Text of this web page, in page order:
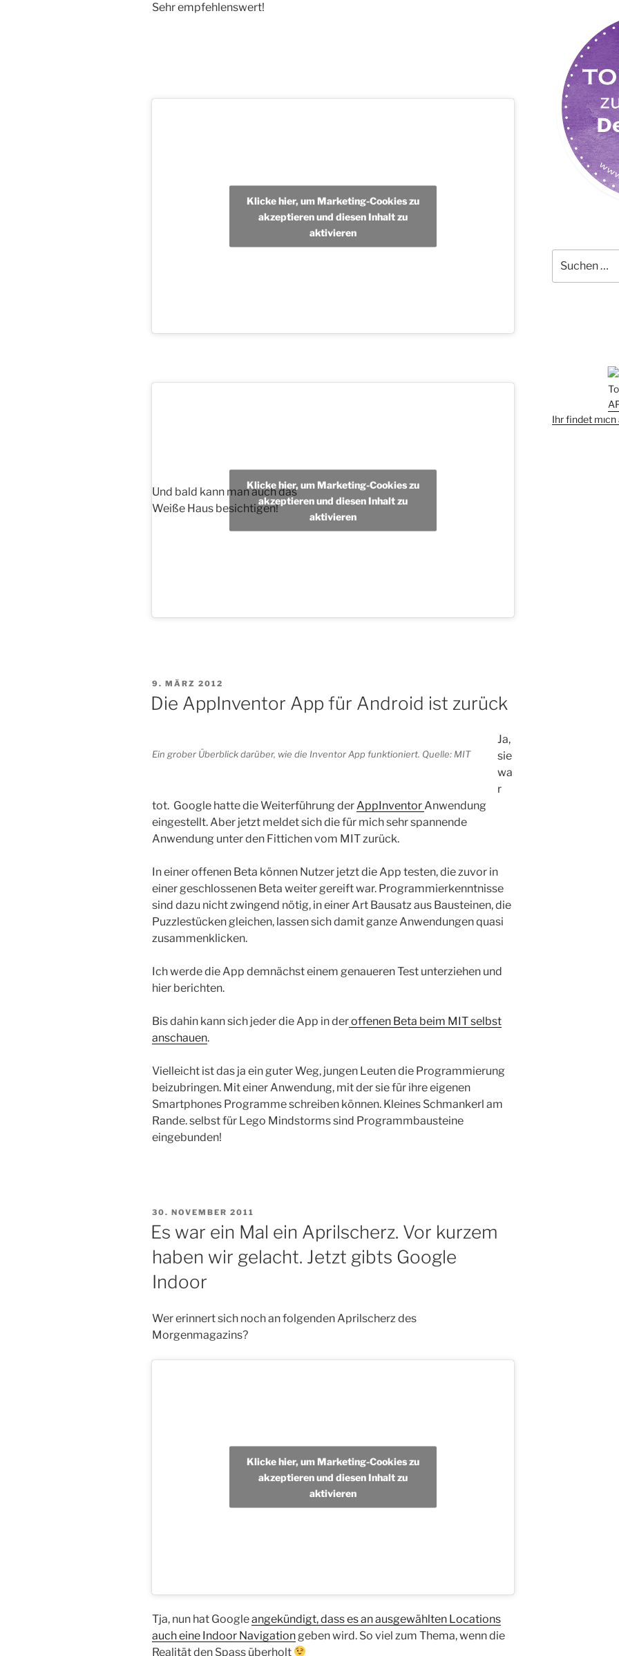
Sehr empfehlenswert!
Klicke hier, um Marketing-Cookies zu
akzeptieren und diesen Inhalt zu
aktivieren
Und bald kann man auch das
Weiße Haus besichtigen!
Klicke hier, um Marketing-Cookies zu
akzeptieren und diesen Inhalt zu
aktivieren
VERÖFFENTLICHT
AM
9. MÄRZ 2012
Die AppInventor App für Android ist zurück
Ein grober Überblick darüber, wie die Inventor App funktioniert. Quelle: MIT
Ja,
sie
wa
r
tot. Google hatte die Weiterführung derAppInventorAnwendung
eingestellt. Aber jetzt meldet sich die für mich sehr spannende
Anwendung unter den Fittichen vom MIT zurück.
In einer offenen Beta können Nutzer jetzt die App testen, die zuvor in
einer geschlossenen Beta weiter gereift war. Programmierkenntnisse
sind dazu nicht zwingend nötig, in einer Art Bausatz aus Bausteinen, die
Puzzlestücken gleichen, lassen sich damit ganze Anwendungen quasi
zusammenklicken.
Ich werde die App demnächst einem genaueren Test unterziehen und
hier berichten.
Bis dahin kann sich jeder die App in deroffenen Beta beim MIT selbst
anschauen.
Vielleicht ist das ja ein guter Weg, jungen Leuten die Programmierung
beizubringen. Mit einer Anwendung, mit der sie für ihre eigenen
Smartphones Programme schreiben können. Kleines Schmankerl am
Rande. selbst für Lego Mindstorms sind Programmbausteine
eingebunden!
VERÖFFENTLICHT
AM
30. NOVEMBER 2011
Es war ein Mal ein Aprilscherz. Vor kurzem
haben wir gelacht. Jetzt gibts Google
Indoor
Wer erinnert sich noch an folgenden Aprilscherz des
Morgenmagazins?
Klicke hier, um Marketing-Cookies zu
akzeptieren und diesen Inhalt zu
aktivieren
Tja, nun hat Googleangekündigt, dass es an ausgewählten Locations
auch eine Indoor Navigation geben wird. So viel zum Thema, wenn die
Realität den Spass überholt
nach:
Ihr findet mich